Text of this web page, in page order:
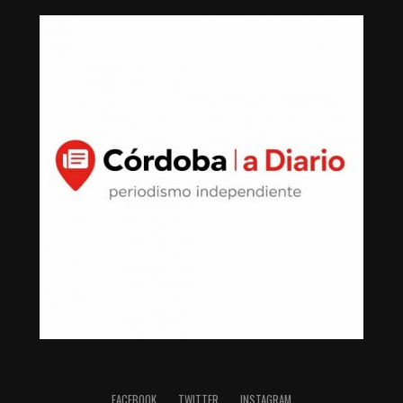
ejercicio fiscal 2011, pero tiene licencia activa de uso de
nuevas y lujosas propiedades, entre ellas otra en el Club
de Golf, con un valor de entre 40 y 60 millones de pesos,
así como una finca de descanso con alberca.
Además de la valuación menor con la que declaró